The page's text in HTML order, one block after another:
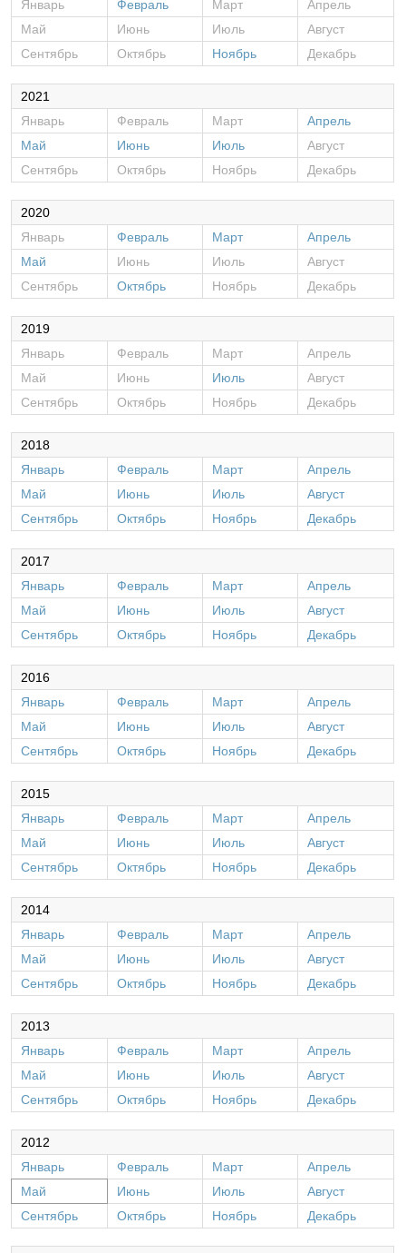
Январь
Февраль Март
Апрель
Май
Июнь Июль
Август
Сентябрь
Октябрь Ноябрь Декабрь
2021
Январь
Февраль Март
Апрель
Май
Июнь Июль
Август
Сентябрь
Октябрь Ноябрь Декабрь
2020
Январь
Февраль Март
Апрель
Май
Июнь Июль
Август
Сентябрь
Октябрь Ноябрь Декабрь
2019
Январь
Февраль Март
Апрель
Май
Июнь Июль
Август
Сентябрь
Октябрь Ноябрь Декабрь
2018
Январь
Февраль Март
Апрель
Май
Июнь Июль
Август
Сентябрь
Октябрь Ноябрь Декабрь
2017
Январь
Февраль Март
Апрель
Май
Июнь Июль
Август
Сентябрь
Октябрь Ноябрь Декабрь
2016
Январь
Февраль Март
Апрель
Май
Июнь Июль
Август
Сентябрь
Октябрь Ноябрь Декабрь
2015
Январь
Февраль Март
Апрель
Май
Июнь Июль
Август
Сентябрь
Октябрь Ноябрь Декабрь
2014
Январь
Февраль Март
Апрель
Май
Июнь Июль
Август
Сентябрь
Октябрь Ноябрь Декабрь
2013
Январь
Февраль Март
Апрель
Май
Июнь Июль
Август
Сентябрь
Октябрь Ноябрь Декабрь
2012
Январь
Февраль Март
Апрель
Май
Июнь Июль
Август
Сентябрь
Октябрь Ноябрь Декабрь